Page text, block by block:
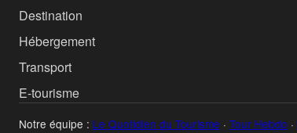
Destination
Hébergement
Transport
E-tourisme
Notre équipe : Le Quotidien du Tourisme · Tour Hebdo ·